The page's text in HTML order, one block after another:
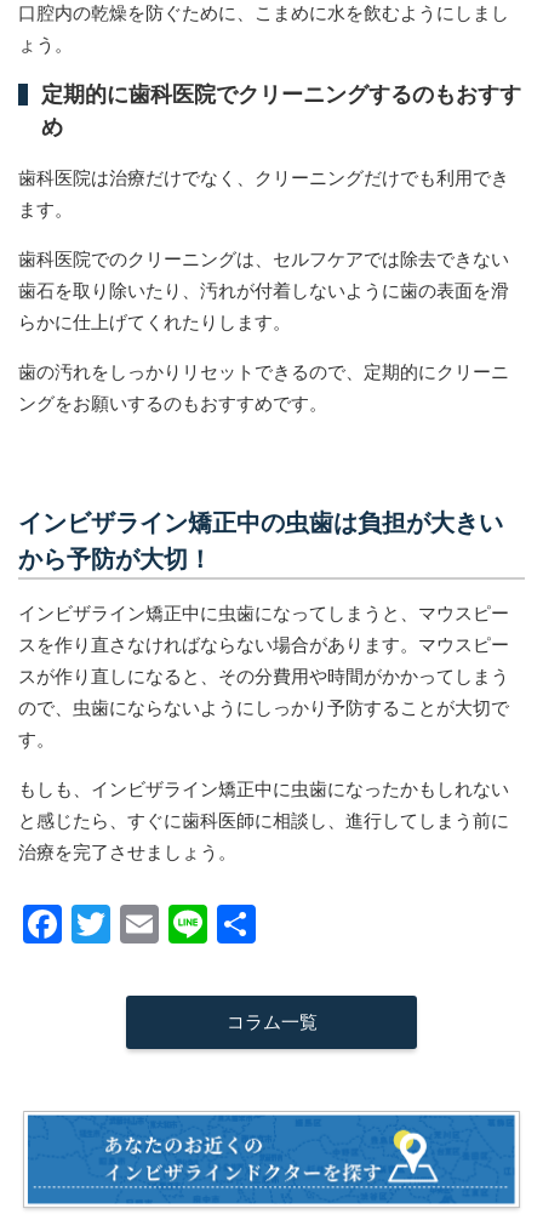
口腔内の乾燥を防ぐために、こまめに水を飲むようにしまし
ょう。
定期的に歯科医院でクリーニングするのもおすす
め
歯科医院は治療だけでなく、クリーニングだけでも利用でき
ます。
歯科医院でのクリーニングは、セルフケアでは除去できない
歯石を取り除いたり、汚れが付着しないように歯の表面を滑
らかに仕上げてくれたりします。
歯の汚れをしっかりリセットできるので、定期的にクリーニ
ングをお願いするのもおすすめです。
インビザライン矯正中の虫歯は負担が大きい
から予防が大切！
インビザライン矯正中に虫歯になってしまうと、マウスピー
スを作り直さなければならない場合があります。マウスピー
スが作り直しになると、その分費用や時間がかかってしまう
ので、虫歯にならないようにしっかり予防することが大切で
す。
もしも、インビザライン矯正中に虫歯になったかもしれない
と感じたら、すぐに歯科医師に相談し、進行してしまう前に
治療を完了させましょう。
F
o
k
T
tt
er
E
ail
Li
eコラム一覧